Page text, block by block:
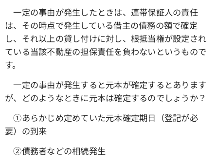
一定の事由が発生したときは、連帯保証人の責任
は、その時点で発生している借主の債務の額で確定
し、それ以上の貸し付けに対し、根抵当権が設定され
ている当該不動産の担保責任を負わないというもので
す。
一定の事由が発生すると元本が確定するとあります
が、どのようなときに元本は確定するのでしょうか？
①あらかじめ定めていた元本確定期日（登記が必
要）の到来
➁債務者などの相続発生